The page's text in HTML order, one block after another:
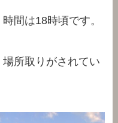
間は18時頃です。
所取りがされてい